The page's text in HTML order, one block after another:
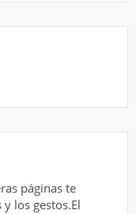
páginas te
los gestos.El